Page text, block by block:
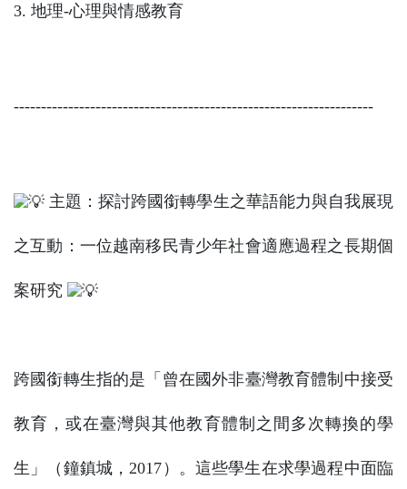
3. 地理-心理與情感教育
------------------------------------------------------------------
主題：探討跨國銜轉學生之華語能力與自我展現
之互動：一位越南移民青少年社會適應過程之長期個
案研究
跨國銜轉生指的是「曾在國外非臺灣教育體制中接受
教育，或在臺灣與其他教育體制之間多次轉換的學
生」（鐘鎮城，2017）。這些學生在求學過程中面臨